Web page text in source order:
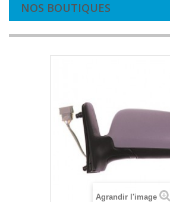
NOS BOUTIQUES
Agrandir l'image